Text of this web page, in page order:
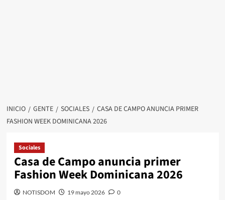
INICIO GENTE SOCIALES
CASA DE CAMPO ANUNCIA PRIMER
FASHION WEEK DOMINICANA 2026
Sociales
Casa de Campo anuncia primer
Fashion Week Dominicana 2026
NOTISDOM 19 mayo 2026 0